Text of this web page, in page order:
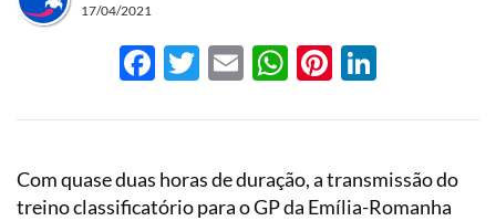
17/04/2021
Facebook
Twitter
EmailWhatsApp
Pinterest
Com quase duas horas de duração, a transmissão do
treino classificatório para o GP da Emília-Romanha